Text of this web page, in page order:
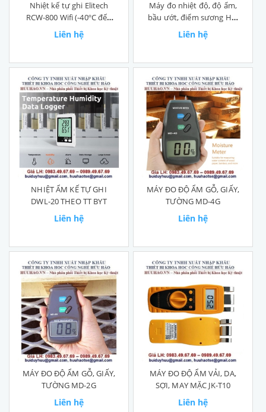
Nhiệt kế tự ghi Elitech
RCW-800 Wifi (-40ºC đến
80ºC)
Liên hệ
Máy đo nhiệt độ, độ ẩm,
bầu ướt, điểm sương HT-
1292D
Liên hệ
NHIỆT ẨM KẾ TỰ GHI
DWL-20 THEO TT BYT
Liên hệ
MÁY ĐO ĐỘ ẨM GỖ, GIẤY,
TƯỜNG MD-4G
Liên hệ
MÁY ĐO ĐỘ ẨM GỖ, GIẤY,
TƯỜNG MD-2G
Liên hệ
MÁY ĐO ĐỘ ẨM VẢI, DA,
SỢI, MAY MẶC JK-T10
Liên hệ